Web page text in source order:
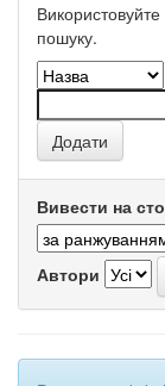
пошуку.
Вивести на
Автори